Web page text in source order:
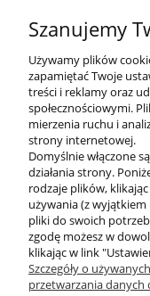
+48 32 730 66 10
Szanujemy
Używamy plików
zapamiętać Twoje
treści i reklamy oraz
społecznościowymi.
mierzenia ruchu i
strony internetowej.
Domyślnie włączone
działania strony.
rodzaje plików,
używania (z
pliki do swoich
zgodę możesz w
klikając w link
Szczegóły o
przetwarzania danych